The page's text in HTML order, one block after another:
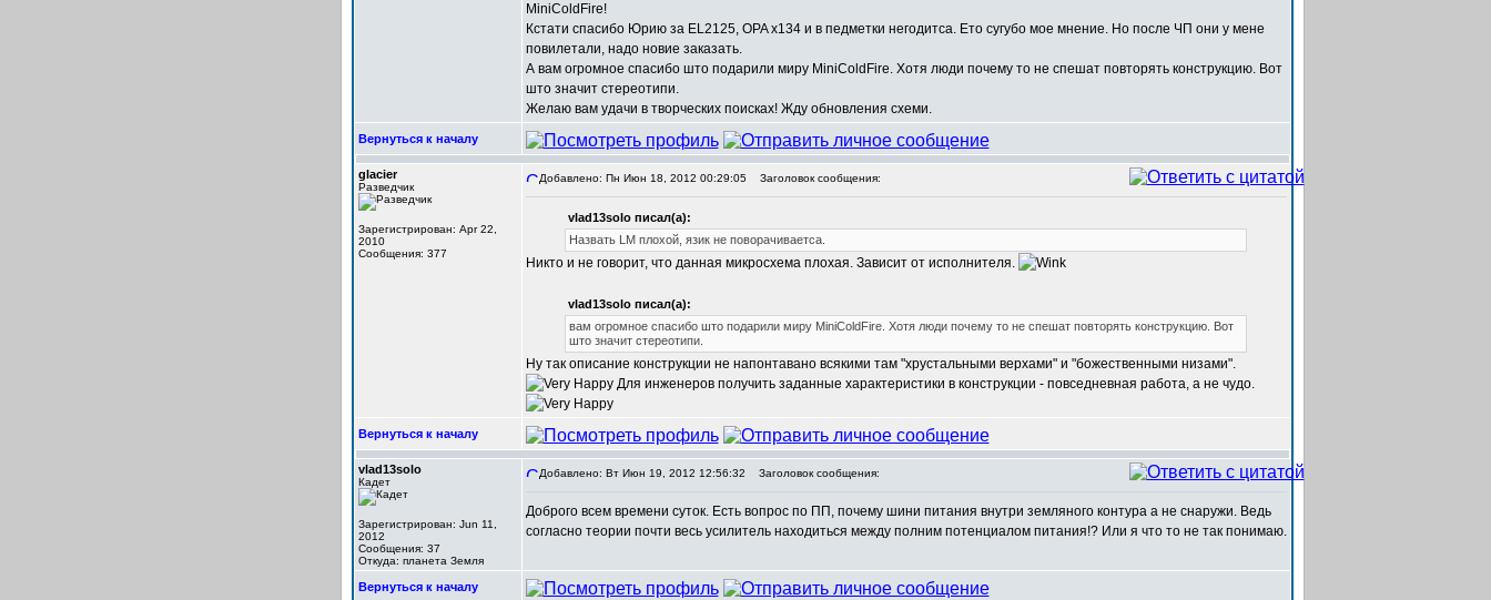
MiniColdFire!
Кстати спасибо Юрию за EL2125, OPA x134 и в педметки негодитса. Ето сугубо мое мнение. Но после ЧП они у мене
повилетали, надо новие заказать.
А вам огромное спасибо што подарили миру MiniColdFire. Хотя люди почему то не спешат повторять конструкцию. Вот
што значит стереотипи.
Желаю вам удачи в творческих поисках! Жду обновления схеми.
Вернуться к началу
glacier
Разведчик
Зарегистрирован: Apr 22,
2010
Сообщения: 377
Добавлено: Пн Июн 18, 2012 00:29:05 Заголовок сообщения:
vlad13solo писал(а):
Назвать LM плохой, язик не поворачиваетса.
Никто и не говорит, что данная микросхема плохая. Зависит от исполнителя.
vlad13solo писал(а):
вам огромное спасибо што подарили миру MiniColdFire. Хотя люди почему то не спешат повторять конструкцию. Вот
што значит стереотипи.
Ну так описание конструкции не напонтавано всякими там "хрустальными верхами" и "божественными низами".
Для инженеров получить заданные характеристики в конструкции - повседневная работа, а не чудо.
Вернуться к началу
vlad13solo
Кадет
Зарегистрирован: Jun 11,
2012
Сообщения: 37
Откуда: планета Земля
Добавлено: Вт Июн 19, 2012 12:56:32 Заголовок сообщения:
Доброго всем времени суток. Есть вопрос по ПП, почему шини питания внутри земляного контура а не снаружи. Ведь
согласно теории почти весь усилитель находиться между полним потенциалом питания!? Или я что то не так понимаю.
Вернуться к началу